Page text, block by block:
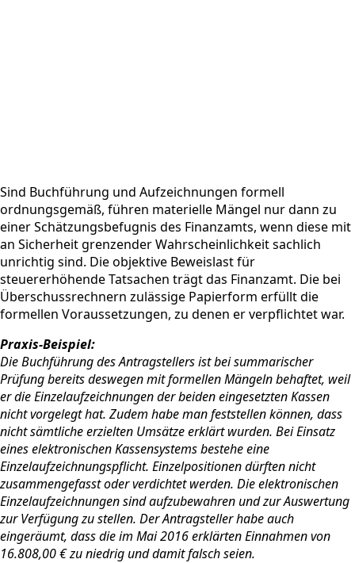
Sind Buchführung und Aufzeichnungen formell
ordnungsgemäß, führen materielle Mängel nur dann zu
einer Schätzungsbefugnis des Finanzamts, wenn diese mit
an Sicherheit grenzender Wahrscheinlichkeit sachlich
unrichtig sind. Die objektive Beweislast für
steuererhöhende Tatsachen trägt das Finanzamt. Die bei
Überschussrechnern zulässige Papierform erfüllt die
formellen Voraussetzungen, zu denen er verpflichtet war.
Praxis-Beispiel:
Die Buchführung des Antragstellers ist bei summarischer
Prüfung bereits deswegen mit formellen Mängeln behaftet, weil
er die Einzelaufzeichnungen der beiden eingesetzten Kassen
nicht vorgelegt hat. Zudem habe man feststellen können, dass
nicht sämtliche erzielten Umsätze erklärt wurden. Bei Einsatz
eines elektronischen Kassensystems bestehe eine
Einzelaufzeichnungspflicht. Einzelpositionen dürften nicht
zusammengefasst oder verdichtet werden. Die elektronischen
Einzelaufzeichnungen sind aufzubewahren und zur Auswertung
zur Verfügung zu stellen. Der Antragsteller habe auch
eingeräumt, dass die im Mai 2016 erklärten Einnahmen von
16.808,00 € zu niedrig und damit falsch seien.